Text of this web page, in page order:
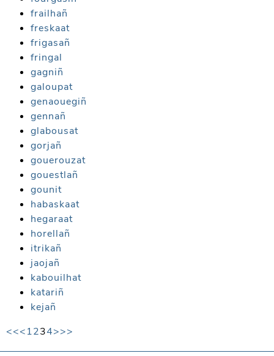
frailhañ
freskaat
frigasañ
fringal
gagniñ
galoupat
genaouegiñ
gennañ
glabousat
gorjañ
gouerouzat
gouestlañ
gounit
habaskaat
hegaraat
horellañ
itrikañ
jaojañ
kabouilhat
katariñ
kejañ
<<<1234>>>